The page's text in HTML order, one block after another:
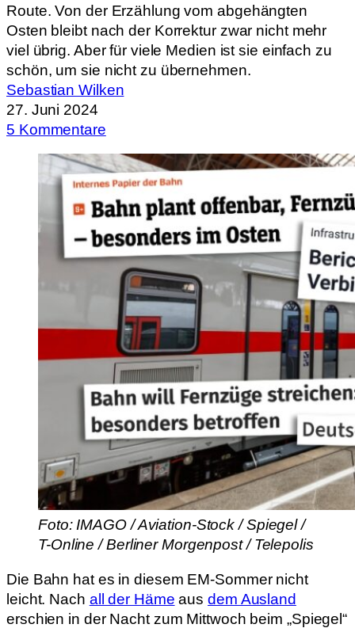
Route. Von der Erzählung vom abgehängten
Osten bleibt nach der Korrektur zwar nicht mehr
viel übrig. Aber für viele Medien ist sie einfach zu
schön, um sie nicht zu übernehmen.
Sebastian Wilken
27. Juni 2024
5 Kommentare
Foto: IMAGO / Aviation-Stock / Spiegel /
T-Online / Berliner Morgenpost / Telepolis
Die Bahn hat es in diesem EM-Sommer nicht
leicht. Nach all der Häme ausdem Ausland
erschien in der Nacht zum Mittwoch beim „Spiegel“